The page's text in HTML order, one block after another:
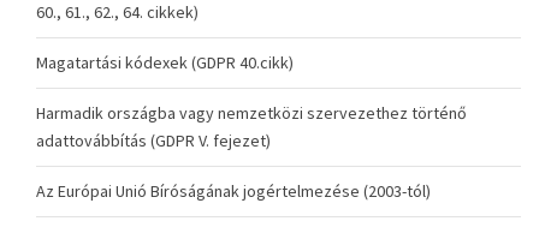
60., 61., 62., 64. cikkek)
Magatartási kódexek (GDPR 40.cikk)
Harmadik országba vagy nemzetközi szervezethez történő
adattovábbítás (GDPR V. fejezet)
Az Európai Unió Bíróságának jogértelmezése (2003-tól)